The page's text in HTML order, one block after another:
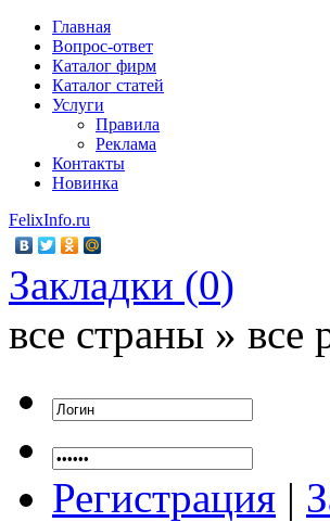
Главная
Вопрос-ответ
Каталог фирм
Каталог статей
Услуги
Правила
Реклама
Контакты
Новинка
FelixInfo.ru
Закладки (0)
все страны » все
Регистрация |